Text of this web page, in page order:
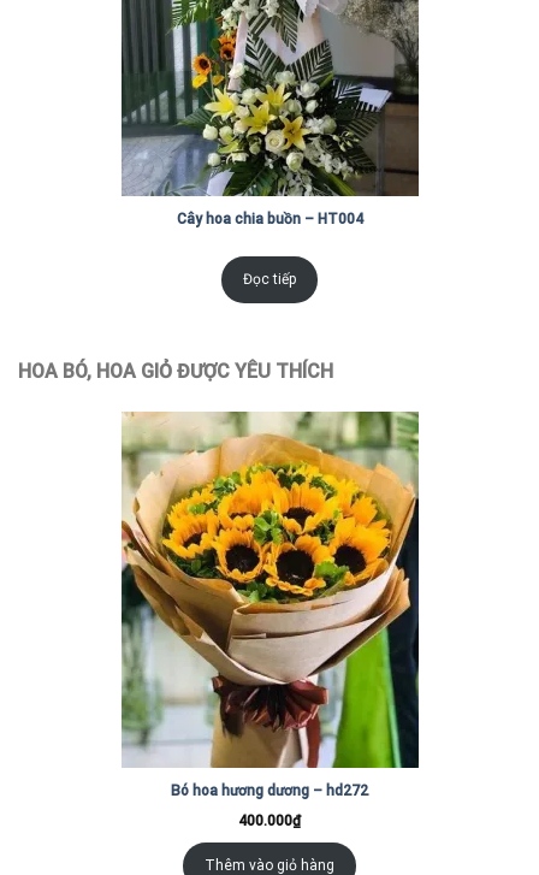
Cây hoa chia buồn – HT004
Đọc tiếp
HOA BÓ, HOA GIỎ ĐƯỢC YÊU THÍCH
Bó hoa hương dương – hd272
400.000₫
Thêm vào giỏ hàng